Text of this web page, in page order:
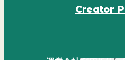
Creator